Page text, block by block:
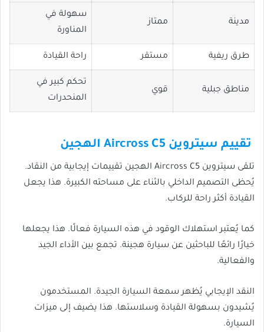
مدينة ممتاز
سهولة في
المناورة
طرق ريفية مستقر راحة القيادة
مناطق جبلية قوي
تحكم كبير في
المنحدرات
تقييم سيتروين Aircross C5 الهجين
تلقى سيتروين Aircross C5 الهجين تقييمات إيجابية من النقاد.
يُحظى التصميم الداخلي بالثناء على مساحته الكبيرة. هذا يجعل
القيادة أكثر راحة للركاب.
كما يُعتبر استهلاك الوقود في هذه السيارة فعالًا. هذا يجعلها
خيارًا رائعًا للباحثين عن سيارة هجينة. تجمع بين الأداء الجيد
والفعالية.
النقد الإيجابي يُظهر سمعة السيارة الجيدة. المستخدمون
يُشيدون بسهولة القيادة وسلاستها. هذا يضيف إلى ميزات
السيارة.